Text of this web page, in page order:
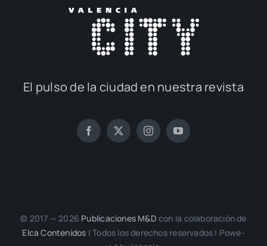
El pul­so de la ciu­dad en nues­tra revis­ta
© 2017 — 2026 Publi­ca­cio­nes M&D con la cola­bo­ra­ción de
Elca Con­te­ni­dos | Todos los dere­chos reser­va­dos | Powe­